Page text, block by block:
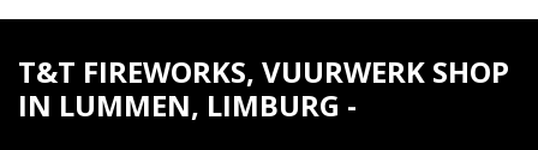
T&T FIREWORKS, VUURWERK SHOP
IN LUMMEN, LIMBURG -